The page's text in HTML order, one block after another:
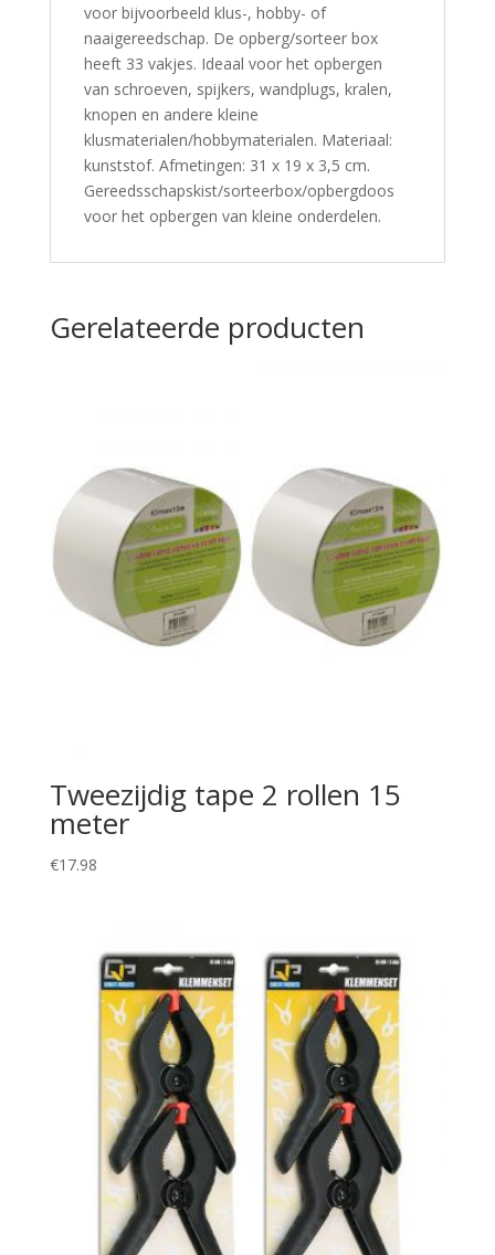
voor bijvoorbeeld klus-, hobby- of
naaigereedschap. De opberg/sorteer box
heeft 33 vakjes. Ideaal voor het opbergen
van schroeven, spijkers, wandplugs, kralen,
knopen en andere kleine
klusmaterialen/hobbymaterialen. Materiaal:
kunststof. Afmetingen: 31 x 19 x 3,5 cm.
Gereedsschapskist/sorteerbox/opbergdoos
voor het opbergen van kleine onderdelen.
Gerelateerde producten
Tweezijdig tape 2 rollen 15
meter
€17.98